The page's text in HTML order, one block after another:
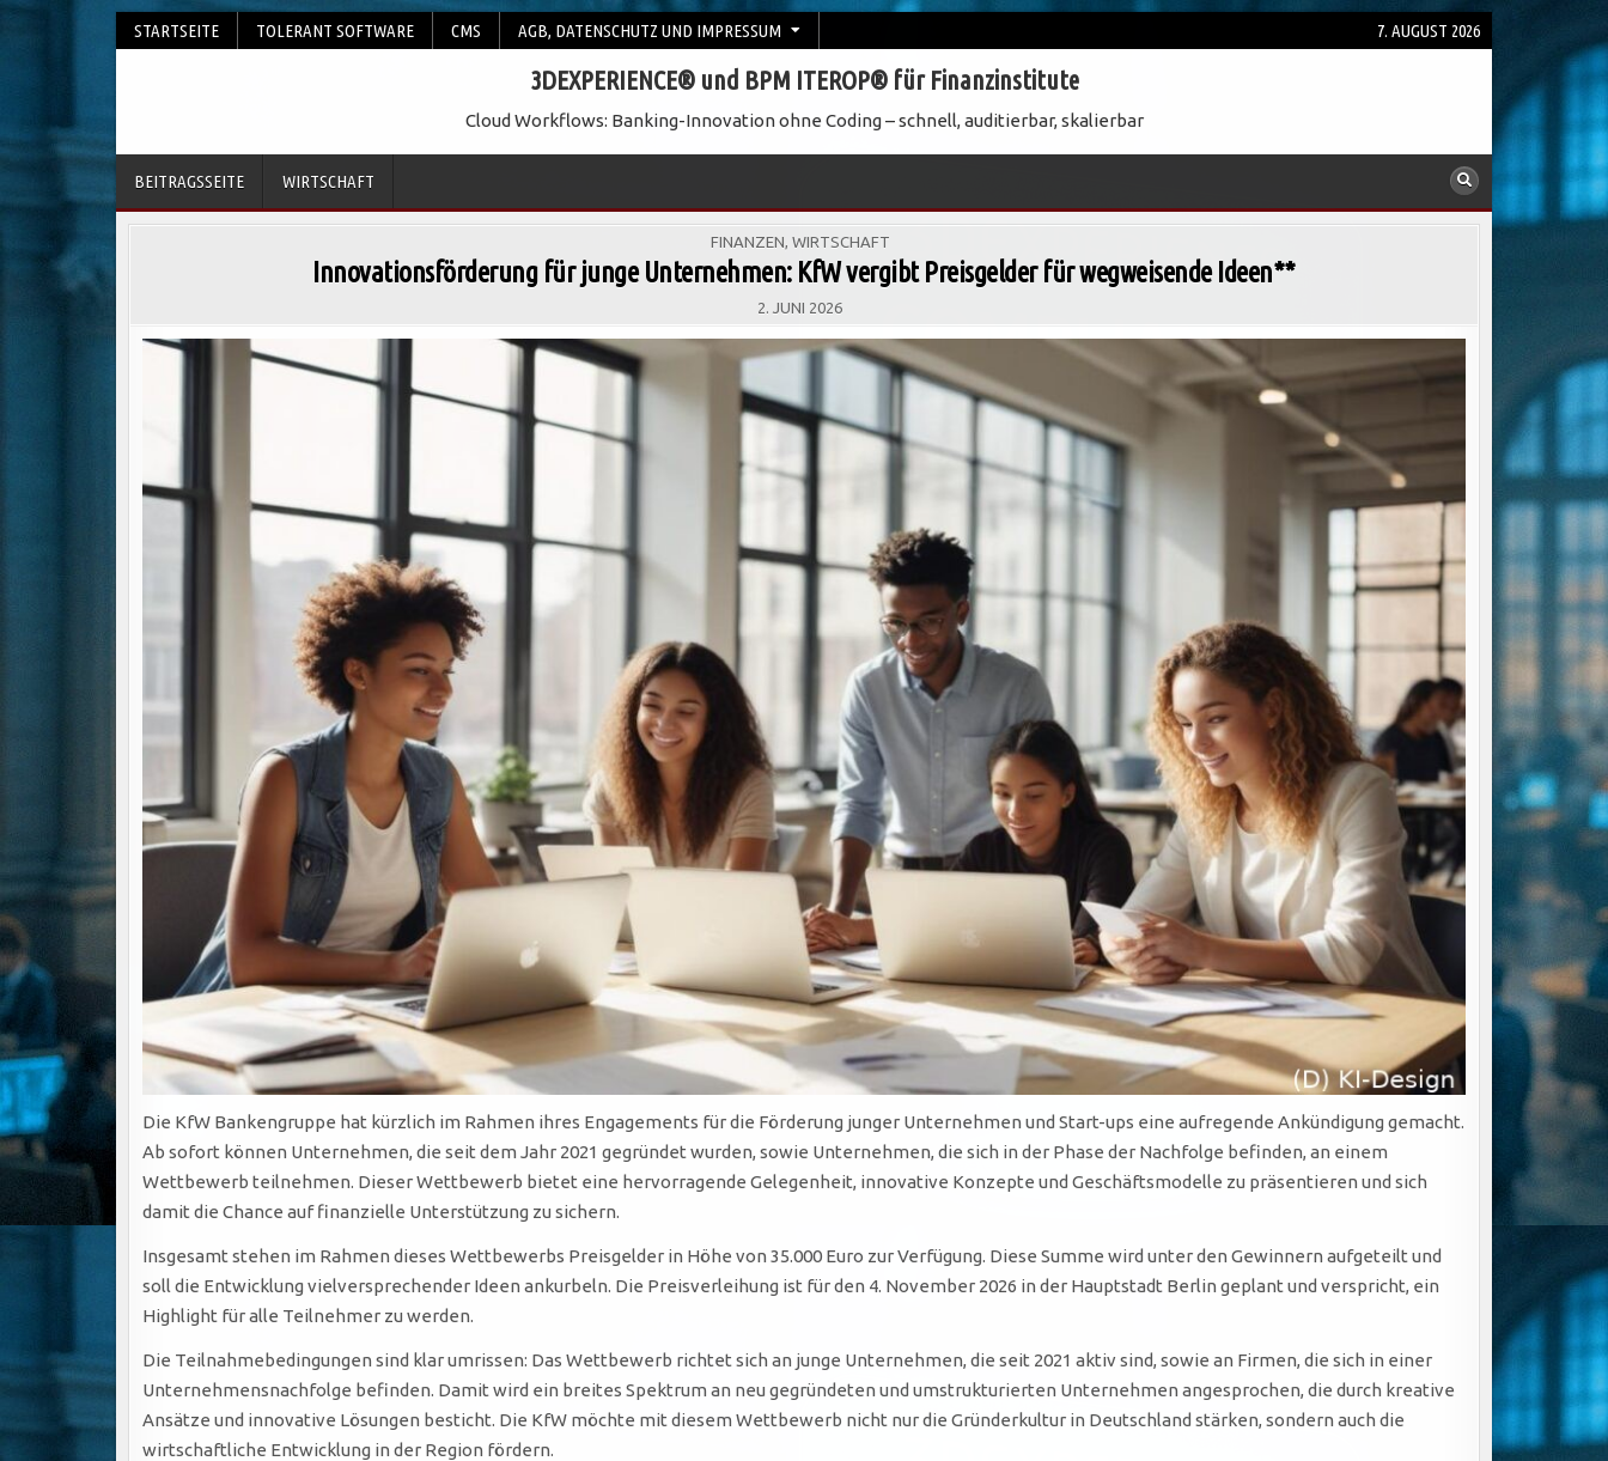
STARTSEITE TOLERANT SOFTWARE CMS AGB, DATENSCHUTZ UND IMPRESSUM 7. AUGUST 2026
3DEXPERIENCE® und BPM ITEROP® für Finanzinstitute
Cloud Workflows: Banking-Innovation ohne Coding – schnell, auditierbar, skalierbar
BEITRAGSSEITE WIRTSCHAFT
POSTED
FINANZEN WIRTSCHAFT
Innovationsförderung für junge Unternehmen: KfW vergibt Preisgelder für wegweisende Ideen**
2. JUNI 2026
Die KfW Bankengruppe hat kürzlich im Rahmen ihres Engagements für die Förderung junger Unternehmen und Start-ups eine aufregende Ankündigung gemacht.
Ab sofort können Unternehmen, die seit dem Jahr 2021 gegründet wurden, sowie Unternehmen, die sich in der Phase der Nachfolge befinden, an einem
Wettbewerb teilnehmen. Dieser Wettbewerb bietet eine hervorragende Gelegenheit, innovative Konzepte und Geschäftsmodelle zu präsentieren und sich
damit die Chance auf finanzielle Unterstützung zu sichern.
Insgesamt stehen im Rahmen dieses Wettbewerbs Preisgelder in Höhe von 35.000 Euro zur Verfügung. Diese Summe wird unter den Gewinnern aufgeteilt und
soll die Entwicklung vielversprechender Ideen ankurbeln. Die Preisverleihung ist für den 4. November 2026 in der Hauptstadt Berlin geplant und verspricht, ein
Highlight für alle Teilnehmer zu werden.
Die Teilnahmebedingungen sind klar umrissen: Das Wettbewerb richtet sich an junge Unternehmen, die seit 2021 aktiv sind, sowie an Firmen, die sich in einer
Unternehmensnachfolge befinden. Damit wird ein breites Spektrum an neu gegründeten und umstrukturierten Unternehmen angesprochen, die durch kreative
Ansätze und innovative Lösungen besticht. Die KfW möchte mit diesem Wettbewerb nicht nur die Gründerkultur in Deutschland stärken, sondern auch die
wirtschaftliche Entwicklung in der Region fördern.